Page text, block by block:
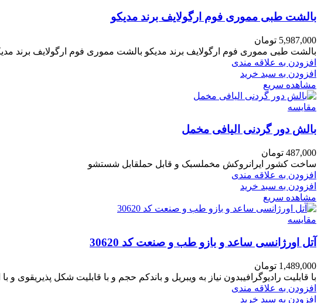
بالشت طبی مموری فوم ارگولایف برند مدیکو
5,987,000 تومان
بالشت طبی مموری فوم ارگولایف برند مدیکو بالشت مموری فوم ارگولایف برند مدیکو تولید
افزودن به علاقه مندی
افزودن به سبد خرید
مشاهده سریع
مقایسه
بالش دور گردنی الیافی مخمل
487,000 تومان
ساخت کشور ایرانروکش مخملسبک و قابل حملقابل شستشو
افزودن به علاقه مندی
افزودن به سبد خرید
مشاهده سریع
مقایسه
آتل اورژانسی ساعد و بازو طب و صنعت کد 30620
1,489,000 تومان
با قابلیت رادیوگرافیبدون نیاز به ویبریل و باندکم حجم و با قابلیت شکل پذیریقوی و
افزودن به علاقه مندی
افزودن به سبد خرید